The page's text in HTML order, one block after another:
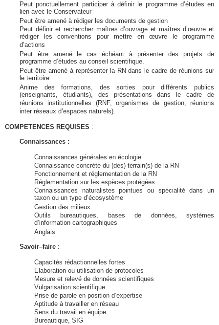
Peut ponctuellement participer à définir le programme d’études en
lien avec le Conservateur
Peut être amené à rédiger les documents de gestion
Peut définir et rechercher maîtres d’ouvrage et maîtres d’œuvre et
rédiger les conventions pour mettre en œuvre le programme
d’actions
Peut être amené le cas échéant à présenter des projets de
programme d’études au conseil scientifique.
Peut être amené à représenter la RN dans le cadre de réunions sur
le territoire
Anime des formations, des sorties pour différents publics
(enseignants, étudiants), des présentations dans le cadre de
réunions institutionnelles (RNF, organismes de gestion, réunions
inter réseaux d’espaces naturels).
COMPETENCES REQUISES :
Connaissances :
Connaissances générales en écologie
Connaissance concrète du (des) terrain(s) de la RN
Fonctionnement et réglementation de la RN
Réglementation sur les espèces protégées
Connaissances naturalistes pointues ou spécialité dans un
taxon ou un type d’écosystème
Gestion des milieux
Outils bureautiques, bases de données, systèmes
d’information cartographiques
Anglais
Savoir–faire :
Capacités rédactionnelles fortes
Elaboration ou utilisation de protocoles
Mesure et relevé de données scientifiques
Vulgarisation scientifique
Prise de parole en position d’expertise
Aptitude à travailler en réseau
Sens du travail en équipe.
Bureautique, SIG